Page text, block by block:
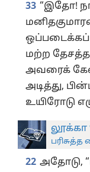
33 “இதோ!
மற்ற
அவரைக்
அடித்து,
உயிரோடு
லூக்கா
22 அதோடு,